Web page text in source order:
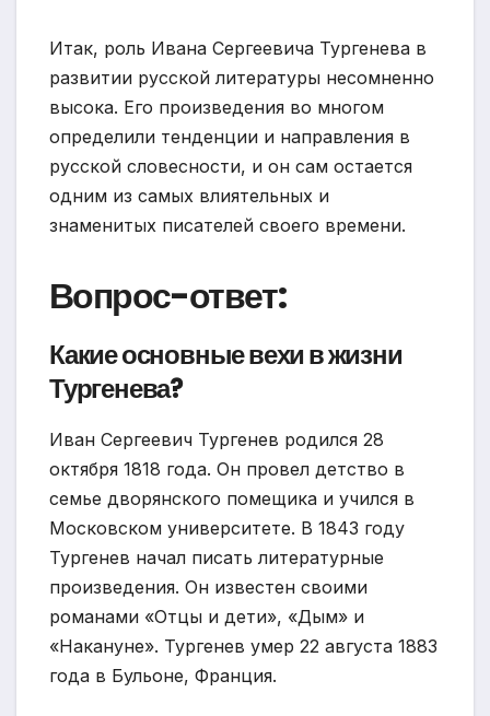
Итак, роль Ивана Сергеевича Тургенева в
развитии русской литературы несомненно
высока. Его произведения во многом
определили тенденции и направления в
русской словесности, и он сам остается
одним из самых влиятельных и
знаменитых писателей своего времени.
Вопрос-ответ:
Какие основные вехи в жизни
Тургенева?
Иван Сергеевич Тургенев родился 28
октября 1818 года. Он провел детство в
семье дворянского помещика и учился в
Московском университете. В 1843 году
Тургенев начал писать литературные
произведения. Он известен своими
романами «Отцы и дети», «Дым» и
«Накануне». Тургенев умер 22 августа 1883
года в Бульоне, Франция.